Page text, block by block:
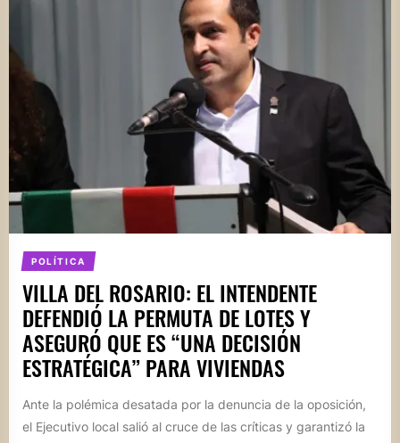
POLÍTICA
VILLA DEL ROSARIO: EL INTENDENTE
DEFENDIÓ LA PERMUTA DE LOTES Y
ASEGURÓ QUE ES “UNA DECISIÓN
ESTRATÉGICA” PARA VIVIENDAS
Ante la polémica desatada por la denuncia de la oposición,
el Ejecutivo local salió al cruce de las críticas y garantizó la